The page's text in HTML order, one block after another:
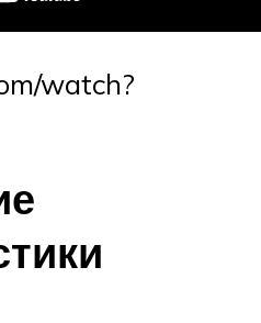
watch?